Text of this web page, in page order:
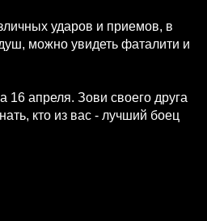
ударов и приемов, в
можно увидеть фаталити и
16 апреля. Зови своего друга
кто из вас - лучший боец